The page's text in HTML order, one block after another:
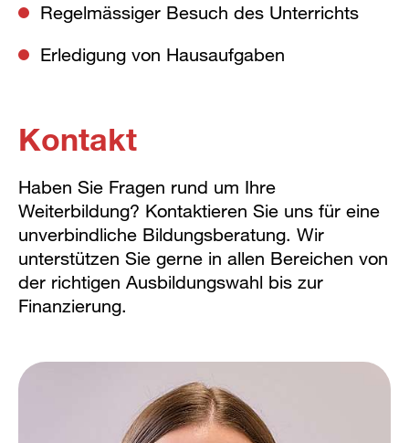
Regelmässiger Besuch des Unterrichts
Erledigung von Hausaufgaben
Kontakt
Haben Sie Fragen rund um Ihre
Weiterbildung? Kontaktieren Sie uns für eine
unverbindliche Bildungsberatung. Wir
unterstützen Sie gerne in allen Bereichen von
der richtigen Ausbildungswahl bis zur
Finanzierung.